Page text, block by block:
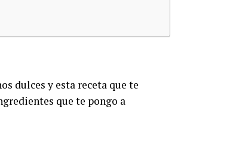
dulces y esta receta que te
que te pongo a